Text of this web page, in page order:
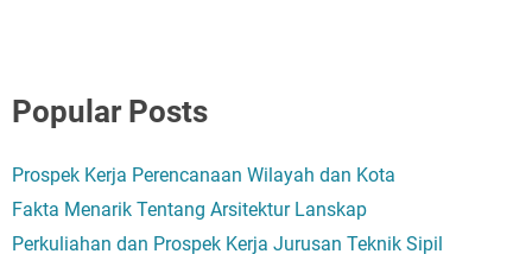
Popular Posts
Prospek Kerja Perencanaan Wilayah dan Kota
Fakta Menarik Tentang Arsitektur Lanskap
Perkuliahan dan Prospek Kerja Jurusan Teknik Sipil